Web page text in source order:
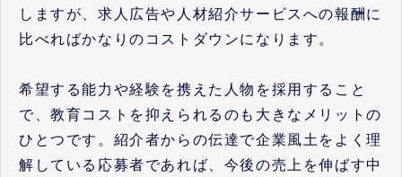
しますが、求人広告や人材紹介サービスへの報酬に
比べればかなりのコストダウンになります。
希望する能力や経験を携えた人物を採用すること
で、教育コストを抑えられるのも大きなメリットの
ひとつです。紹介者からの伝達で企業風土をよく理
解している応募者であれば、今後の売上を伸ばす中